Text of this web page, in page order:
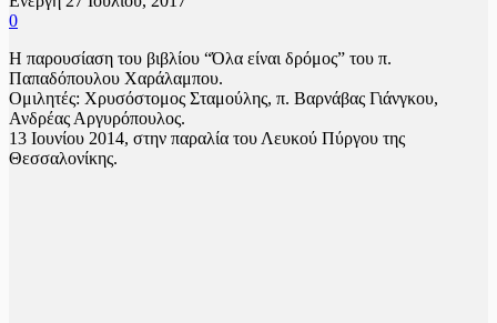
0
Η παρουσίαση του βιβλίου “Όλα είναι δρόμος” του π.
Παπαδόπουλου Χαράλαμπου.
Ομιλητές: Χρυσόστομος Σταμούλης, π. Βαρνάβας Γιάνγκου,
Ανδρέας Αργυρόπουλος.
13 Ιουνίου 2014, στην παραλία του Λευκού Πύργου της
Θεσσαλονίκης.